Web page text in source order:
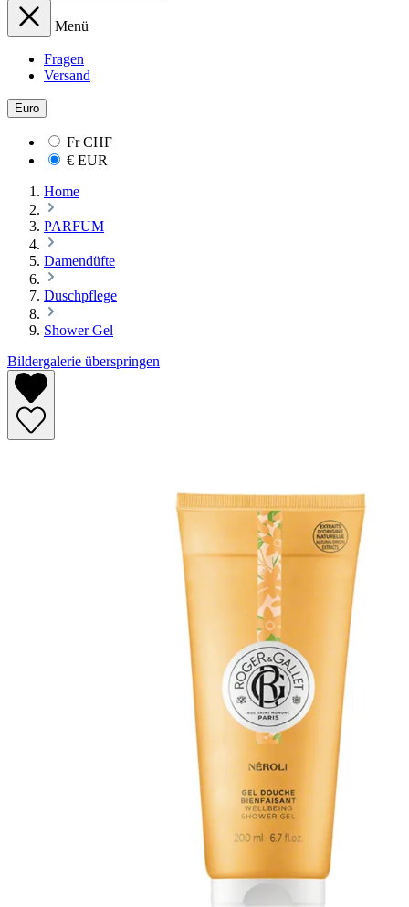
Menü
Fragen
Versand
Euro
FrCHF
€ EUR
Home
PARFUM
Damendüfte
Duschpflege
Shower Gel
Bildergalerie überspringen